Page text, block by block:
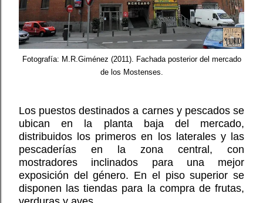
Fotografía: M.R.Giménez (2011). Fachada posterior del mercado
de los Mostenses.
Los puestos destinados a carnes y pescados se
ubican en la planta baja del mercado,
distribuidos los primeros en los laterales y las
pescaderías en la zona central, con
mostradores inclinados para una mejor
exposición del género. En el piso superior se
disponen las tiendas para la compra de frutas,